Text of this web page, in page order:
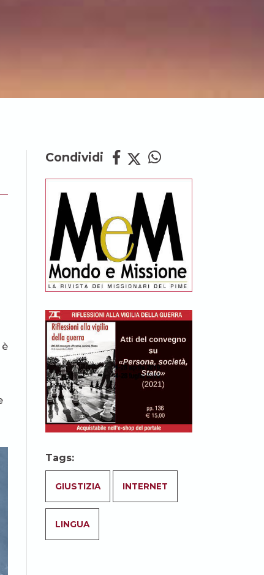
Condividi
Tags:
GIUSTIZIA INTERNET
LINGUA